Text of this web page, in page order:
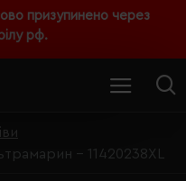
призупинено через
рф.
- 11420238XL